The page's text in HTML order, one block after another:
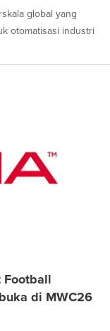
global yang
otomatisasi industri
Football
di MWC26